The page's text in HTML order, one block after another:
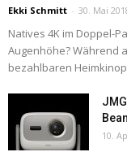
Ekki Schmitt - 30. Mai
Natives 4K im Doppel-
Augenhöhe? Während
bezahlbaren
10.